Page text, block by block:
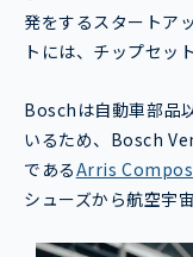
発をするスタートア
トには、チップセッ
Boschは自動車部品
いるため、Bosch
であるArris
シューズから航空宇